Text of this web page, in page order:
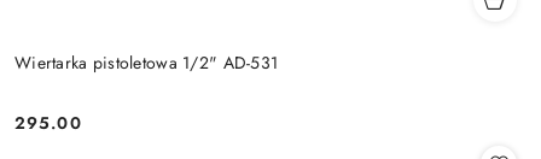
Wiertarka pistoletowa 1/2" AD-531
Cena:
295.00